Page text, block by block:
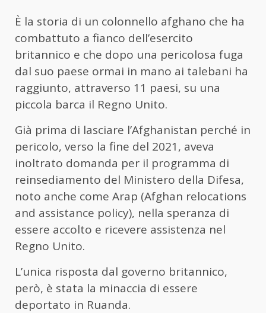
È la storia di un colonnello afghano che ha
combattuto a fianco dell’esercito
britannico e che dopo una pericolosa fuga
dal suo paese ormai in mano ai talebani ha
raggiunto, attraverso 11 paesi, su una
piccola barca il Regno Unito.
Già prima di lasciare l’Afghanistan perché in
pericolo, verso la fine del 2021, aveva
inoltrato domanda per il programma di
reinsediamento del Ministero della Difesa,
noto anche come Arap (Afghan relocations
and assistance policy), nella speranza di
essere accolto e ricevere assistenza nel
Regno Unito.
L’unica risposta dal governo britannico,
però, è stata la minaccia di essere
deportato in Ruanda.